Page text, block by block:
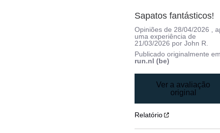
Sapatos fantásticos!
Opiniões de 28/04/2026
,
uma experiência de
21/03/2026 porJohn R.
Publicado originalmente
run.nl (be)
Ver a avaliação
original
Relatório